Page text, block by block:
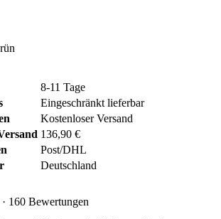
8-11 Tage
Eingeschränkt lieferbar
Kostenloser Versand
136,90 €
Post/DHL
Deutschland
160 Bewertungen